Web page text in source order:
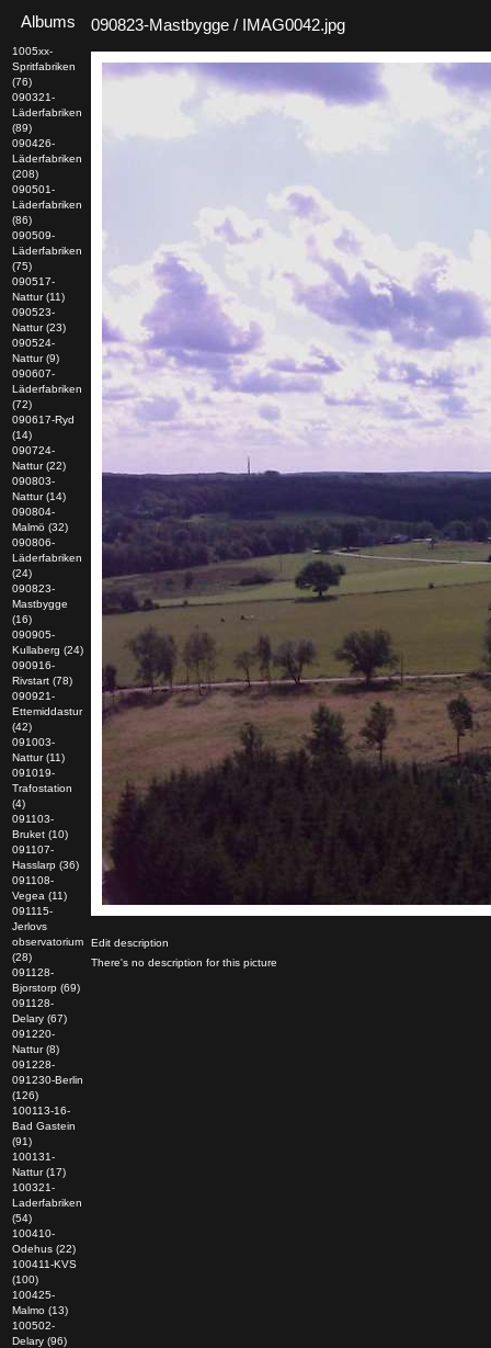
Albums
1005xx-
Spritfabriken
(76)
090321-
Läderfabriken
(89)
090426-
Läderfabriken
(208)
090501-
Läderfabriken
(86)
090509-
Läderfabriken
(75)
090517-
Nattur (11)
090523-
Nattur (23)
090524-
Nattur (9)
090607-
Läderfabriken
(72)
090617-Ryd
(14)
090724-
Nattur (22)
090803-
Nattur (14)
090804-
Malmö (32)
090806-
Läderfabriken
(24)
090823-
Mastbygge
(16)
090905-
Kullaberg (24)
090916-
Rivstart (78)
090921-
Ettemiddastur
(42)
091003-
Nattur (11)
091019-
Trafostation
(4)
091103-
Bruket (10)
091107-
Hasslarp (36)
091108-
Vegea (11)
091115-
Jerlovs
observatorium
(28)
091128-
Bjorstorp (69)
091128-
Delary (67)
091220-
Nattur (8)
091228-
091230-Berlin
(126)
100113-16-
Bad Gastein
(91)
100131-
Nattur (17)
100321-
Laderfabriken
(54)
100410-
Odehus (22)
100411-KVS
(100)
100425-
Malmo (13)
100502-
Delary (96)
090823-Mastbygge / IMAG0042.jpg
Edit description
There's no description for this picture